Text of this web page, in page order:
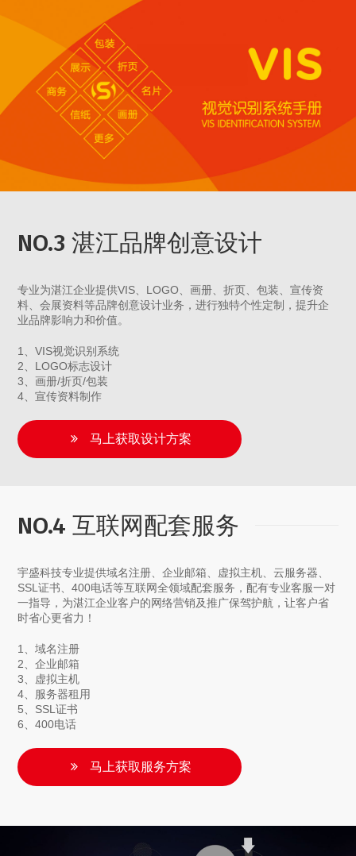
NO.3 湛江品牌创意设计
专业为湛江企业提供VIS、LOGO、画册、折页、包装、宣传资
料、会展资料等品牌创意设计业务，进行独特个性定制，提升企
业品牌影响力和价值。
1、VIS视觉识别系统
2、LOGO标志设计
3、画册/折页/包装
4、宣传资料制作
马上获取设计方案
NO.4 互联网配套服务
宇盛科技专业提供域名注册、企业邮箱、虚拟主机、云服务器、
SSL证书、400电话等互联网全领域配套服务，配有专业客服一对
一指导，为湛江企业客户的网络营销及推广保驾护航，让客户省
时省心更省力！
1、域名注册
2、企业邮箱
3、虚拟主机
4、服务器租用
5、SSL证书
6、400电话
马上获取服务方案